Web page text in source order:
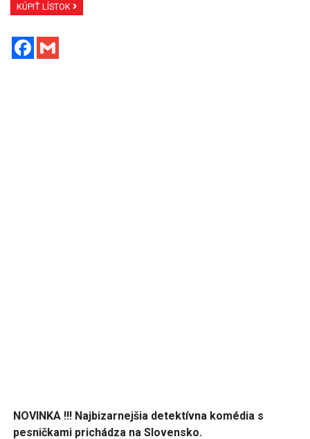
KÚPIŤ LÍSTOK
Facebook
NOVINKA !!! Najbizarnejšia detektívna komédia s
pesničkami prichádza na Slovensko.